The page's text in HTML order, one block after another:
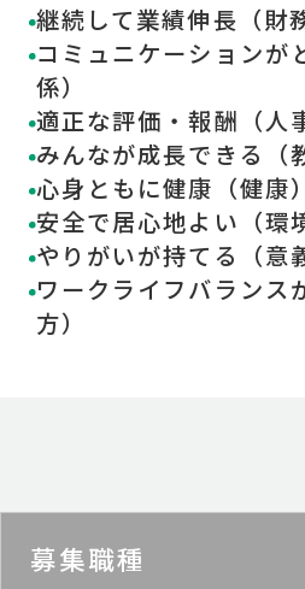
継続して業績伸長（財
コミュニケーションが
係）
適正な評価・報酬（人
みんなが成長できる（
心身ともに健康（健康）
安全で居心地よい（環
やりがいが持てる（意
ワークライフバランス
方）
募集職種